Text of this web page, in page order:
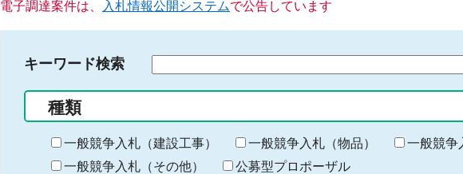
電子調達案件は、 入札情報公開システムで公告しています
キーワード検索
る
キ
ー
種類
一般競争入札（建設工事） 一般競争入札（物品）
一般競争
一般競争入札（その他）
公募型プロポーザル